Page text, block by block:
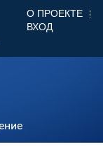
О ПРОЕКТЕ
ВХОД